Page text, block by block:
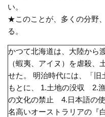
い。
★このことが、多くの分野
る。
かつて北海道は、大陸から
（蝦夷、アイヌ）を虐殺
せた。 明治時代には、「
もとに、 1.土地の没収 2.
の文化の禁止 4.日本語の
名高いオーストラリアの『